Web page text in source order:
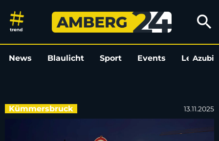
Amberger Straße in
search
News Blaulicht Sport Events LeoAzubi
Kümmersbruck 13.11.2025